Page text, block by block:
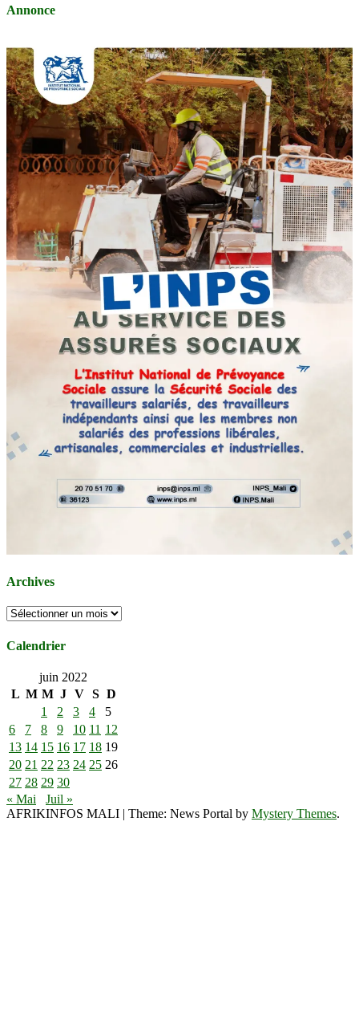
Annonce
Archives
Archives
Calendrier
juin 2022
L M M J V S D
1
2 3 4
5
6
7 8 9 10 11 12
13 14 15 16 17 18 19
20 21 22 23 24 25 26
27 28 29 30
« Mai
Juil »
AFRIKINFOS MALI | Theme: News Portal by Mystery Themes.